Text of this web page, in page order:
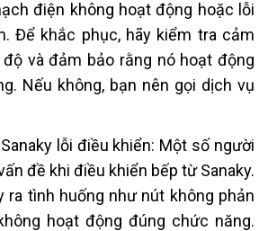
điện không hoạt động hoặc lỗi
Để khắc phục, hãy kiểm tra cảm
và đảm bảo rằng nó hoạt động
Nếu không, bạn nên gọi dịch vụ
lỗi điều khiển: Một số người
đề khi điều khiển bếp từ Sanaky.
ra tình huống như nút không phản
hoạt động đúng chức năng.